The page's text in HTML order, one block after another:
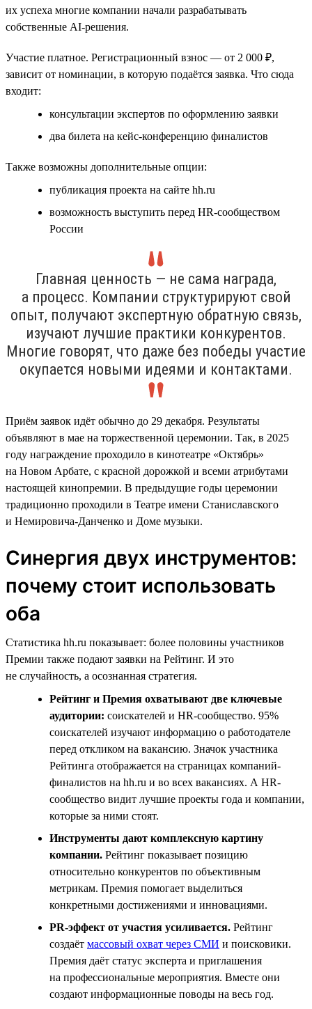
их успеха многие компании начали разрабатывать
собственные AI-решения.
Участие платное. Регистрационный взнос — от 2 000 ₽,
зависит от номинации, в которую подаётся заявка. Что сюда
входит:
консультации экспертов по оформлению заявки
два билета на кейс-конференцию финалистов
Также возможны дополнительные опции:
публикация проекта на сайте hh.ru
возможность выступить перед HR-сообществом
России
Главная ценность — не сама награда,
а процесс. Компании структурируют свой
опыт, получают экспертную обратную связь,
изучают лучшие практики конкурентов.
Многие говорят, что даже без победы участие
окупается новыми идеями и контактами.
Приём заявок идёт обычно до 29 декабря. Результаты
объявляют в мае на торжественной церемонии. Так, в 2025
году награждение проходило в кинотеатре «Октябрь»
на Новом Арбате, с красной дорожкой и всеми атрибутами
настоящей кинопремии. В предыдущие годы церемонии
традиционно проходили в Театре имени Станиславского
и Немировича-Данченко и Доме музыки.
Синергия двух инструментов:
почему стоит использовать
оба
Статистика hh.ru показывает: более половины участников
Премии также подают заявки на Рейтинг. И это
не случайность, а осознанная стратегия.
Рейтинг и Премия охватывают две ключевые
аудитории: соискателей и HR-сообщество. 95%
соискателей изучают информацию о работодателе
перед откликом на вакансию. Значок участника
Рейтинга отображается на страницах компаний-
финалистов на hh.ru и во всех вакансиях. А HR-
сообщество видит лучшие проекты года и компании,
которые за ними стоят.
Инструменты дают комплексную картину
компании. Рейтинг показывает позицию
относительно конкурентов по объективным
метрикам. Премия помогает выделиться
конкретными достижениями и инновациями.
PR-эффект от участия усиливается. Рейтинг
создаёт массовый охват через СМИ и поисковики.
Премия даёт статус эксперта и приглашения
на профессиональные мероприятия. Вместе они
создают информационные поводы на весь год.